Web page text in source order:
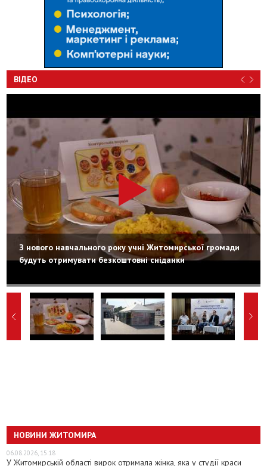
ВІДЕО
З нового навчального року учні Житомирської громади
будуть отримувати безкоштовні сніданки
НОВИНИ ЖИТОМИРА
06.08.2026, 15:18
У Житомирській області вирок отримала жінка, яка у студії краси